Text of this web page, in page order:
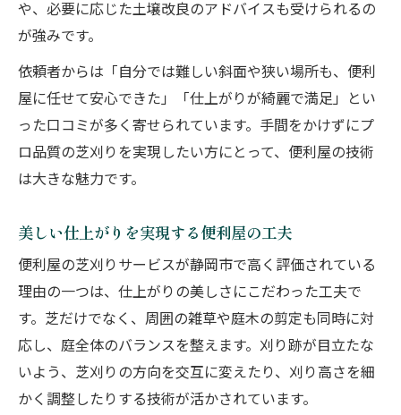
や、必要に応じた土壌改良のアドバイスも受けられるの
が強みです。
依頼者からは「自分では難しい斜面や狭い場所も、便利
屋に任せて安心できた」「仕上がりが綺麗で満足」とい
った口コミが多く寄せられています。手間をかけずにプ
ロ品質の芝刈りを実現したい方にとって、便利屋の技術
は大きな魅力です。
美しい仕上がりを実現する便利屋の工夫
便利屋の芝刈りサービスが静岡市で高く評価されている
理由の一つは、仕上がりの美しさにこだわった工夫で
す。芝だけでなく、周囲の雑草や庭木の剪定も同時に対
応し、庭全体のバランスを整えます。刈り跡が目立たな
いよう、芝刈りの方向を交互に変えたり、刈り高さを細
かく調整したりする技術が活かされています。